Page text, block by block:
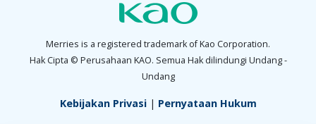
Merries is a registered trademark of Kao Corporation.
Hak Cipta © Perusahaan KAO. Semua Hak dilindungi Undang -
Undang
Kebijakan Privasi| Pernyataan Hukum